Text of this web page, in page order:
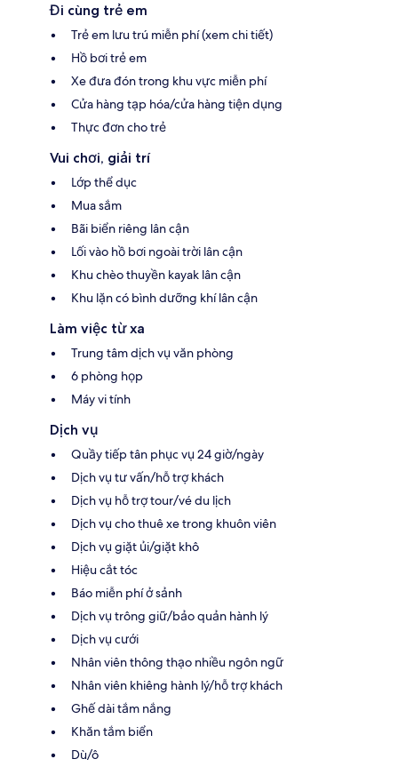
Đi cùng trẻ em
Trẻ em lưu trú miễn phí (xem chi tiết)
Hồ bơi trẻ em
Xe đưa đón trong khu vực miễn phí
Cửa hàng tạp hóa/cửa hàng tiện dụng
Thực đơn cho trẻ
Vui chơi, giải trí
Lớp thể dục
Mua sắm
Bãi biển riêng lân cận
Lối vào hồ bơi ngoài trời lân cận
Khu chèo thuyền kayak lân cận
Khu lặn có bình dưỡng khí lân cận
Làm việc từ xa
Trung tâm dịch vụ văn phòng
6 phòng họp
Máy vi tính
Dịch vụ
Quầy tiếp tân phục vụ 24 giờ/ngày
Dịch vụ tư vấn/hỗ trợ khách
Dịch vụ hỗ trợ tour/vé du lịch
Dịch vụ cho thuê xe trong khuôn viên
Dịch vụ giặt ủi/giặt khô
Hiệu cắt tóc
Báo miễn phí ở sảnh
Dịch vụ trông giữ/bảo quản hành lý
Dịch vụ cưới
Nhân viên thông thạo nhiều ngôn ngữ
Nhân viên khiêng hành lý/hỗ trợ khách
Ghế dài tắm nắng
Khăn tắm biển
Dù/ô